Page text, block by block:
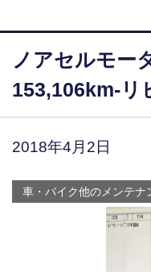
ノアセルモー
153,106km-リ
2018年4月2日
車・バイク他のメンテナ